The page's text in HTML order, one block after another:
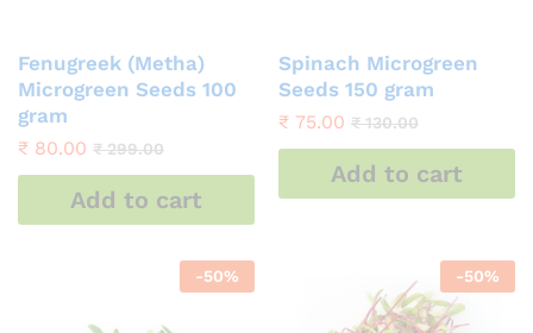
Fenugreek (Metha)
Microgreen Seeds 100
gram
₹ 80.00 ₹299.00
Add to cart
Spinach Microgreen
Seeds 150 gram
₹ 75.00 ₹130.00
Add to cart
-50% -50%